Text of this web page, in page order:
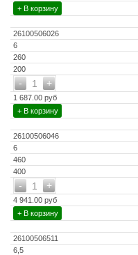
+ В корзину
26100506026
6
260
200
+
- 1
1 687.00 руб
+ В корзину
26100506046
6
460
400
+
- 1
4 941.00 руб
+ В корзину
26100506511
6,5